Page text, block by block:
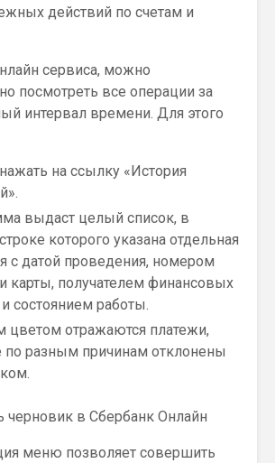
действий по счетам и
сервиса, можно
посмотреть все операции за
интервал времени. Для этого
на ссылку «История
выдаст целый список, в
которого указана отдельная
с датой проведения, номером
карты, получателем финансовых
состоянием работы.
цветом отражаются платежи,
по разным причинам отклонены
меню позволяет совершить